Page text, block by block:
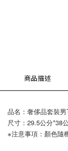
商品描述
品名：奢侈品套裝
尺寸：29.5公分*38
※注意事項：顏色隨